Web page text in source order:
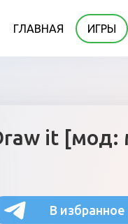
ГЛАВНАЯ ИГРЫ
it [мод:
В избранное